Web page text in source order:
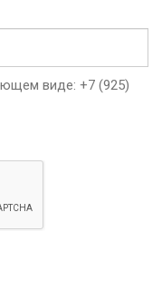
виде: +7 (925)